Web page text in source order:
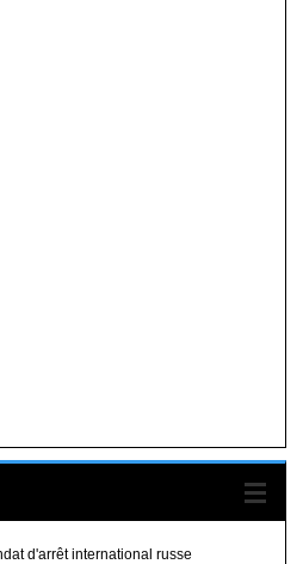
d'arrêt international russe